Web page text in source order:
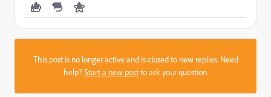
This post is no longer active and is closed to new replies. Need
help?Start a new postto ask your question.